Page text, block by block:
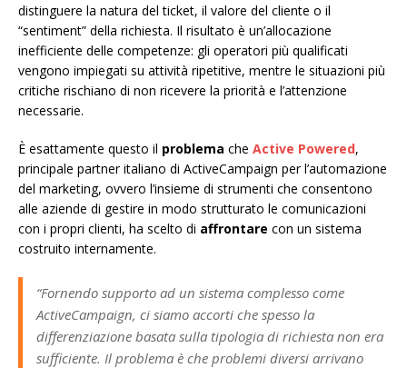
distinguere la natura del ticket, il valore del cliente o il
“sentiment” della richiesta. Il risultato è un’allocazione
inefficiente delle competenze: gli operatori più qualificati
vengono impiegati su attività ripetitive, mentre le situazioni più
critiche rischiano di non ricevere la priorità e l’attenzione
necessarie.
È esattamente questo il problema che Active Powered,
principale partner italiano di ActiveCampaign per l’automazione
del marketing, ovvero l’insieme di strumenti che consentono
alle aziende di gestire in modo strutturato le comunicazioni
con i propri clienti, ha scelto di affrontare con un sistema
costruito internamente.
“Fornendo supporto ad un sistema complesso come
ActiveCampaign, ci siamo accorti che spesso la
differenziazione basata sulla tipologia di richiesta non era
sufficiente. Il problema è che problemi diversi arrivano